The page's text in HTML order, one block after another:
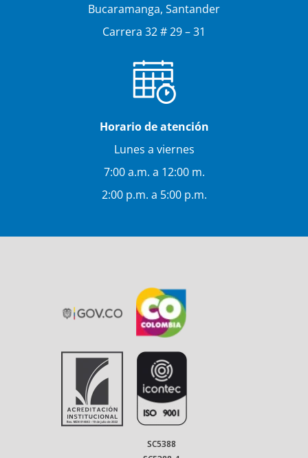
Bucaramanga, Santander
Carrera 32 # 29 – 31
Horario de atención
Lunes a viernes
7:00 a.m. a 12:00 m.
2:00 p.m. a 5:00 p.m.